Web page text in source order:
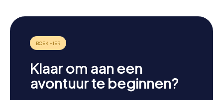
Klaar om aan een
avontuur te beginnen?